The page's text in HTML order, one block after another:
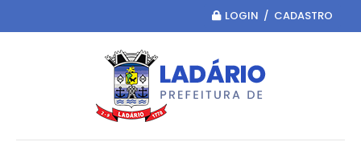
LOGIN / CADASTRO